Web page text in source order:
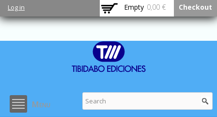
main
content
Log in Empty 0,00 € Checkout
Menu